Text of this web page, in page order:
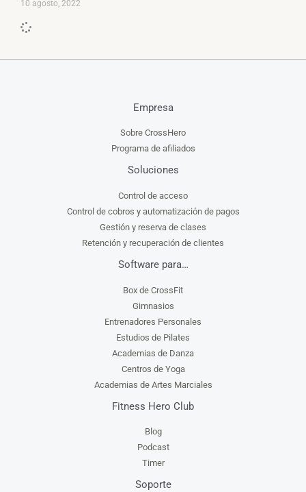
10 agosto, 2022
Empresa
Sobre CrossHero
Programa de afiliados
Soluciones
Control de acceso
Control de cobros y automatización de pagos
Gestión y reserva de clases
Retención y recuperación de clientes
Software para…
Box de CrossFit
Gimnasios
Entrenadores Personales
Estudios de Pilates
Academias de Danza
Centros de Yoga
Academias de Artes Marciales
Fitness Hero Club
Blog
Podcast
Timer
Soporte